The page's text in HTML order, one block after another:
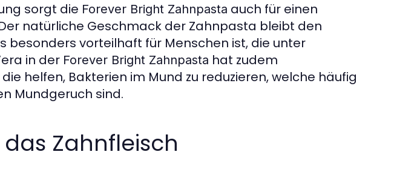
sorgt die Forever Bright Zahnpasta auch für einen
natürliche Geschmack der Zahnpasta bleibt den
besonders vorteilhaft für Menschen ist, die unter
in der Forever Bright Zahnpasta hat zudem
helfen, Bakterien im Mund zu reduzieren, welche häufig
Mundgeruch sind.
Zahnfleisch